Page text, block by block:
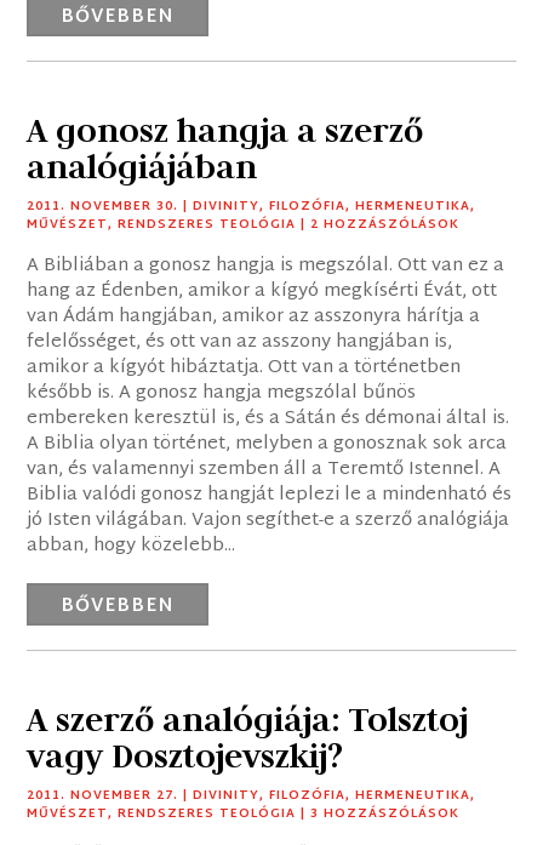
BŐVEBBEN
A gonosz hangja a szerző
analógiájában
2011. NOVEMBER 30. |DIVINITY,FILOZÓFIA,HERMENEUTIKA,
MŰVÉSZET,RENDSZERES TEOLÓGIA | 2 HOZZÁSZÓLÁSOK
A Bibliában a gonosz hangja is megszólal. Ott van ez a
hang az Édenben, amikor a kígyó megkísérti Évát, ott
van Ádám hangjában, amikor az asszonyra hárítja a
felelősséget, és ott van az asszony hangjában is,
amikor a kígyót hibáztatja. Ott van a történetben
később is. A gonosz hangja megszólal bűnös
embereken keresztül is, és a Sátán és démonai által is.
A Biblia olyan történet, melyben a gonosznak sok arca
van, és valamennyi szemben áll a Teremtő Istennel. A
Biblia valódi gonosz hangját leplezi le a mindenható és
jó Isten világában. Vajon segíthet-e a szerző analógiája
abban, hogy közelebb...
BŐVEBBEN
A szerző analógiája: Tolsztoj
vagy Dosztojevszkij?
2011. NOVEMBER 27. |DIVINITY,FILOZÓFIA,HERMENEUTIKA,
MŰVÉSZET,RENDSZERES TEOLÓGIA | 3 HOZZÁSZÓLÁSOK